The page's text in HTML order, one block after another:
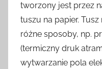
tworzony jest przez
tuszu na papier.
różne sposoby, np.
(termiczny druk
wytwarzanie pola